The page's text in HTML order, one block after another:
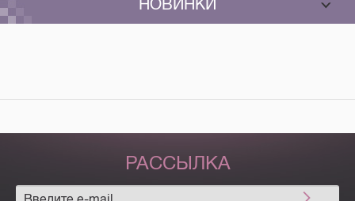
НОВИНКИ
РАССЫЛКА